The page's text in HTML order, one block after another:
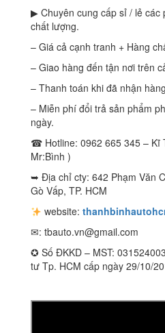
▶ Chuyên cung cấp sỉ / lẻ các
chất lượng.
– Giá cả cạnh tranh + Hàng
– Giao hàng đến tận nơi trên
– Thanh toán khi đã nhận
– Miễn phí đổi trả sản phẩm
ngày.
☎ Hotline: 0962 665 345 – Kĩ
Mr:Bình )
➥ Địa chỉ cty: 642 Phạm Văn
Gò Vấp, TP. HCM
website:
✉: tbauto.vn@gmail.com
✪ Số ĐKKD – MST:
tư Tp. HCM cấp ngày 29/10/